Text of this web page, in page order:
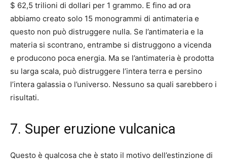
$ 62,5 trilioni di dollari per 1 grammo. E fino ad ora
abbiamo creato solo 15 monogrammi di antimateria e
questo non può distruggere nulla. Se l’antimateria e la
materia si scontrano, entrambe si distruggono a vicenda
e producono poca energia. Ma se l’antimateria è prodotta
su larga scala, può distruggere l’intera terra e persino
l’intera galassia o l’universo. Nessuno sa quali sarebbero i
risultati.
7. Super eruzione vulcanica
Questo è qualcosa che è stato il motivo dell’estinzione di